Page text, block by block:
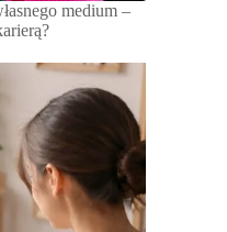
medium –